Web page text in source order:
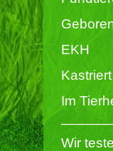
EKH
Im
Wir